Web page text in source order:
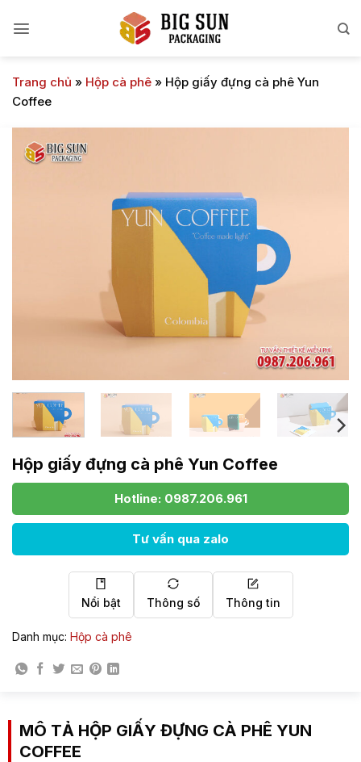
qua
Trang chủ » Hộp cà phê » Hộp giấy đựng cà phê Yun
Coffee
Hộp giấy đựng cà phê Yun Coffee
Hotline: 0987.206.961
Tư vấn qua zalo
Nổi bật Thông số Thông tin
Danh mục: Hộp cà phê
MÔ TẢ HỘP GIẤY ĐỰNG CÀ PHÊ YUN
COFFEE